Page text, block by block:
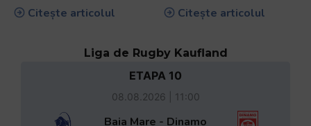
Citește articolul
Citește articolul
Liga de Rugby Kaufland
ETAPA 10
08.08.2026 | 11:00
Baia Mare - Dinamo